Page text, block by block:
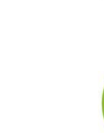
Diseñamos
automatizar